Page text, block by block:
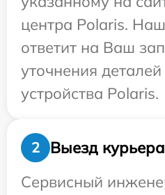
центра Polaris.
ответит на Ваш
уточнения
устройства Polaris.
2
Выезд
Сервисный